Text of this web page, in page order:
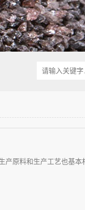
产原料和生产工艺也基